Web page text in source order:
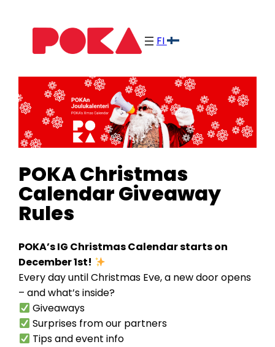
FI
POKA Christmas
Calendar Giveaway
Rules
POKA’s IG Christmas Calendar starts on
December 1st!
Every day until Christmas Eve, a new door opens
– and what’s inside?
Giveaways
Surprises from our partners
Tips and event info